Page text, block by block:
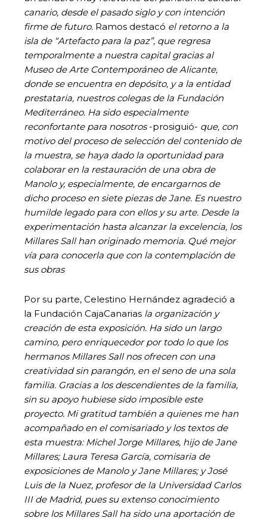
canario, desde el pasado siglo y con intención
firme de futuro. Ramos destacó el retorno a la
isla de “Artefacto para la paz”, que regresa
temporalmente a nuestra capital gracias al
Museo de Arte Contemporáneo de Alicante,
donde se encuentra en depósito, y a la entidad
prestataria, nuestros colegas de la Fundación
Mediterráneo. Ha sido especialmente
reconfortante para nosotros-prosiguió- que, con
motivo del proceso de selección del contenido de
la muestra, se haya dado la oportunidad para
colaborar en la restauración de una obra de
Manolo y, especialmente, de encargarnos de
dicho proceso en siete piezas de Jane. Es nuestro
humilde legado para con ellos y su arte. Desde la
experimentación hasta alcanzar la excelencia, los
Millares Sall han originado memoria. Qué mejor
vía para conocerla que con la contemplación de
sus obras
Por su parte, Celestino Hernández agradeció a
la Fundación CajaCanarias la organización y
creación de esta exposición. Ha sido un largo
camino, pero enriquecedor por todo lo que los
hermanos Millares Sall nos ofrecen con una
creatividad sin parangón, en el seno de una sola
familia. Gracias a los descendientes de la familia,
sin su apoyo hubiese sido imposible este
proyecto. Mi gratitud también a quienes me han
acompañado en el comisariado y los textos de
esta muestra: Michel Jorge Millares, hijo de Jane
Millares; Laura Teresa García, comisaria de
exposiciones de Manolo y Jane Millares; y José
Luis de la Nuez, profesor de la Universidad Carlos
III de Madrid, pues su extenso conocimiento
sobre los Millares Sall ha sido una aportación de